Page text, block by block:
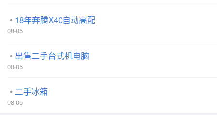
18年奔腾X40自动高配
08-05
出售二手台式机电脑
08-05
二手冰箱
08-05